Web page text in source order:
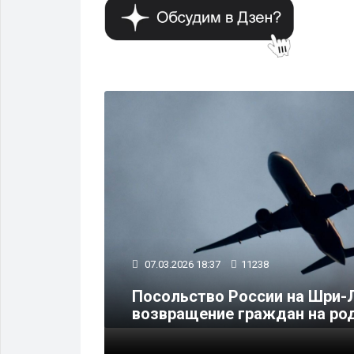
07.03.2026 18:37 11238
Посольство России на Шри-
возвращение граждан на